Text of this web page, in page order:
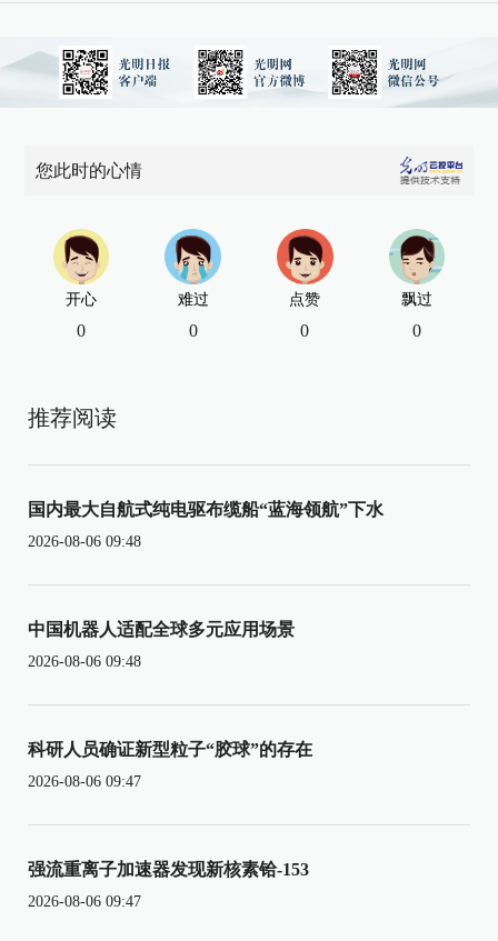
您此时的心情
开心
0
难过
0
点赞
0
飘过
0
推荐阅读
国内最大自航式纯电驱布缆船“蓝海领航”下水
2026-08-06 09:48
中国机器人适配全球多元应用场景
2026-08-06 09:48
科研人员确证新型粒子“胶球”的存在
2026-08-06 09:47
强流重离子加速器发现新核素铪-153
2026-08-06 09:47